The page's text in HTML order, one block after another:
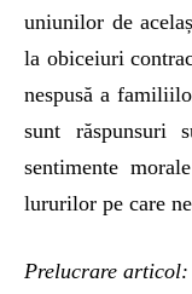
uniunilor de
la obiceiuri
nespusă a
sunt răspunsuri
sentimente
lururilor pe care
Prelucrare